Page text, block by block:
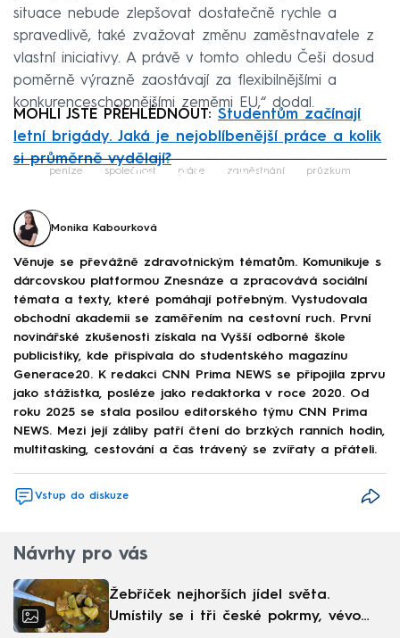
situace nebude zlepšovat dostatečně rychle a
spravedlivě, také zvažovat změnu zaměstnavatele z
vlastní iniciativy. A právě v tomto ohledu Češi dosud
poměrně výrazně zaostávají za flexibilnějšími a
konkurenceschopnějšími zeměmi EU,“ dodal.
MOHLI JSTE PŘEHLÉDNOUT: Studentům začínají
letní brigády. Jaká je nejoblíbenější práce a kolik
si průměrně vydělají?
Failed to fetch
peníze společnost práce zaměstnání průzkum
Monika Kabourková
Věnuje se převážně zdravotnickým tématům. Komunikuje s
dárcovskou platformou Znesnáze a zpracovává sociální
témata a texty, které pomáhají potřebným. Vystudovala
obchodní akademii se zaměřením na cestovní ruch. První
novinářské zkušenosti získala na Vyšší odborné škole
publicistiky, kde přispívala do studentského magazínu
Generace20. K redakci CNN Prima NEWS se připojila zprvu
jako stážistka, posléze jako redaktorka v roce 2020. Od
roku 2025 se stala posilou editorského týmu CNN Prima
NEWS. Mezi její záliby patří čtení do brzkých ranních hodin,
multitasking, cestování a čas trávený se zvířaty a přáteli.
Vstup do diskuze
Návrhy pro vás
Žebříček nejhorších jídel světa.
Umístily se i tři české pokrmy, vévodí